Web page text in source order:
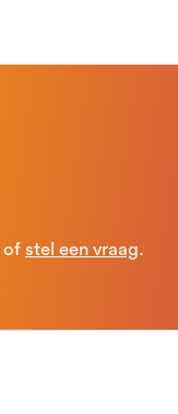
of stel een vraag.